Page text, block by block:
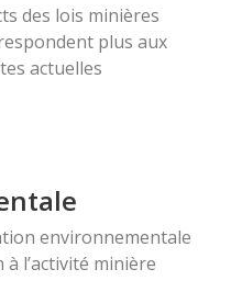
des lois minières
plus aux
actuelles
environnementale
l’activité minière